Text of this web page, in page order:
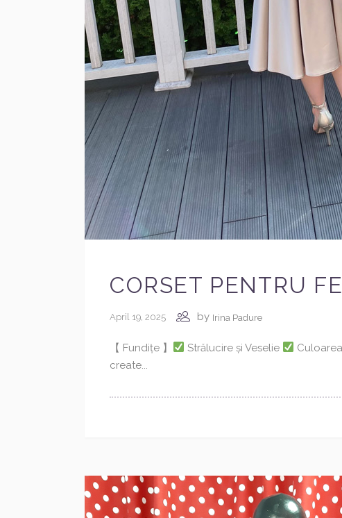
CORSET PENTRU
April 19, 2025 by Irina Padure
【 Fundițe 】 Strălucire și Veselie
create...